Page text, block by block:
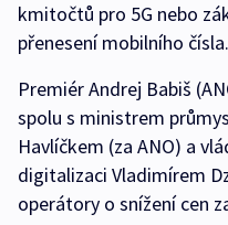
kmitočtů pro 5G nebo
přenesení mobilního čísla.
Premiér Andrej Babiš
spolu s ministrem
Havlíčkem (za ANO) a
digitalizaci Vladimírem
operátory o snížení cen